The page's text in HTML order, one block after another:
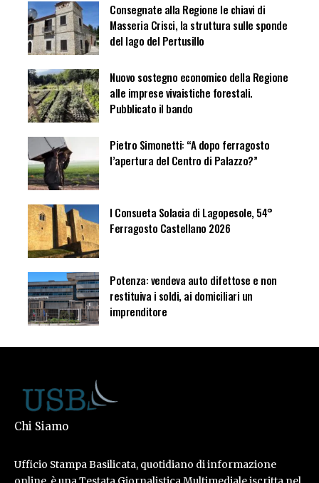
Consegnate alla Regione le chiavi di
Masseria Crisci, la struttura sulle sponde
del lago del Pertusillo
Nuovo sostegno economico della Regione
alle imprese vivaistiche forestali.
Pubblicato il bando
Pietro Simonetti: “A dopo ferragosto
l’apertura del Centro di Palazzo?”
I Consueta Solacia di Lagopesole, 54°
Ferragosto Castellano 2026
Potenza: vendeva auto difettose e non
restituiva i soldi, ai domiciliari un
imprenditore
Chi Siamo
Ufficio Stampa Basilicata, quotidiano di informazione